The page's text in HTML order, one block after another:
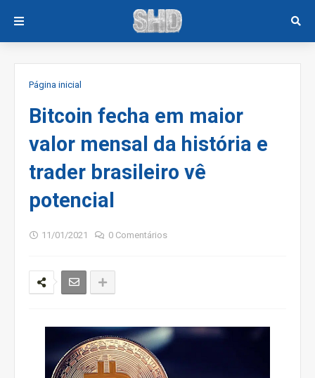
Página inicial
Bitcoin fecha em maior
valor mensal da história e
trader brasileiro vê
potencial
11/01/2021 0 Comentários